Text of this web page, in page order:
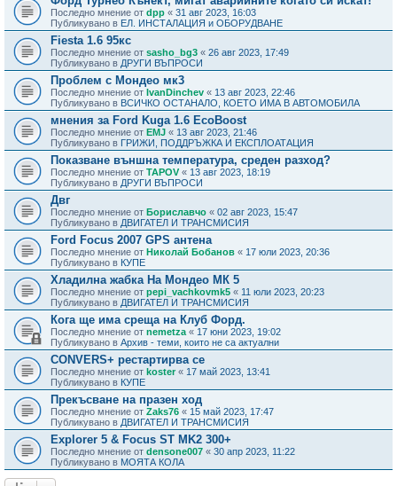
Последно мнение от dpp « 31 авг 2023, 16:03
Публикувано в ЕЛ. ИНСТАЛАЦИЯ и ОБОРУДВАНЕ
Fiesta 1.6 95кс
Последно мнение от sasho_bg3 « 26 авг 2023, 17:49
Публикувано в ДРУГИ ВЪПРОСИ
Проблем с Мондео мк3
Последно мнение от IvanDinchev « 13 авг 2023, 22:46
Публикувано в ВСИЧКО ОСТАНАЛО, КОЕТО ИМА В АВТОМОБИЛА
мнения за Ford Kuga 1.6 EcoBoost
Последно мнение от EMJ « 13 авг 2023, 21:46
Публикувано в ГРИЖИ, ПОДДРЪЖКА И ЕКСПЛОАТАЦИЯ
Показване външна температура, среден разход?
Последно мнение от TAPOV« 13 авг 2023, 18:19
Публикувано в ДРУГИ ВЪПРОСИ
Двг
Последно мнение от Бориславчо « 02 авг 2023, 15:47
Публикувано в ДВИГАТЕЛ И ТРАНСМИСИЯ
Ford Focus 2007 GPS антена
Последно мнение от Николай Бобанов « 17 юли 2023, 20:36
Публикувано в КУПЕ
Хладилна жабка На Мондео МК 5
Последно мнение от pepi_vachkovmk5 « 11 юли 2023, 20:23
Публикувано в ДВИГАТЕЛ И ТРАНСМИСИЯ
Кога ще има среща на Клуб Форд.
Последно мнение от nemetza « 17 юни 2023, 19:02
Публикувано в Архив - теми, които не са актуални
CONVERS+ рестартирва се
Последно мнение от koster « 17 май 2023, 13:41
Публикувано в КУПЕ
Прекъсване на празен ход
Последно мнение от Zaks76 « 15 май 2023, 17:47
Публикувано в ДВИГАТЕЛ И ТРАНСМИСИЯ
Explorer 5 & Focus ST MK2 300+
Последно мнение от densone007 « 30 апр 2023, 11:22
Публикувано в МОЯТА КОЛА